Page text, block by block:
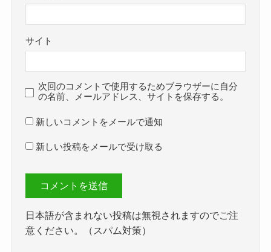
サイト
次回のコメントで使用するためブラウザーに自分
の名前、メールアドレス、サイトを保存する。
新しいコメントをメールで通知
新しい投稿をメールで受け取る
日本語が含まれない投稿は無視されますのでご注
意ください。（スパム対策）